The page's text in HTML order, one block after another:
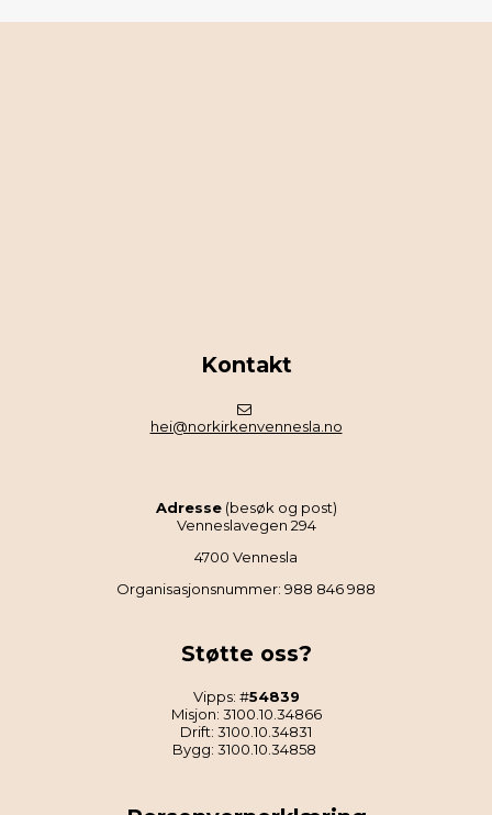
Kontakt
hei@norkirkenvennesla.no
Adresse(besøk og post)
Venneslavegen 294
4700 Vennesla
Organisasjonsnummer: 988 846 988
Støtte oss?
Vipps: #54839
Misjon: 3100.10.34866
Drift: 3100.10.34831
Bygg: 3100.10.34858